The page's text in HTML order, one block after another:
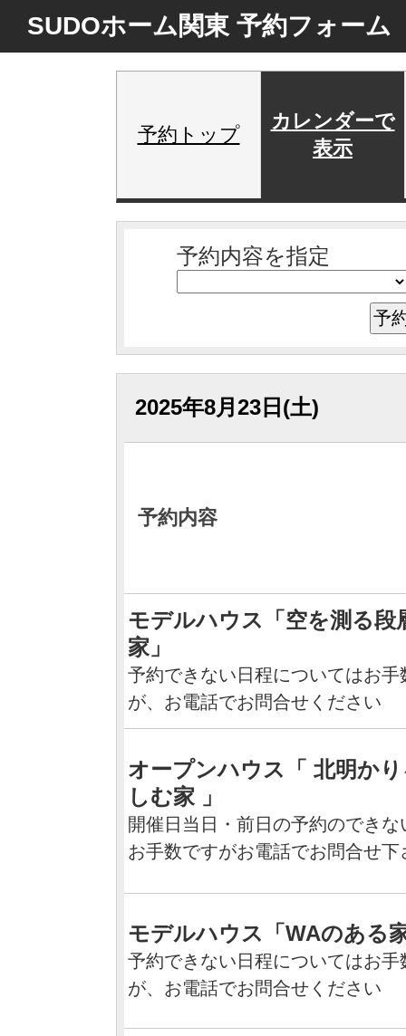
SUDOホーム関東 予約フォーム
予約トップ
カレンダーで
表示
予約内容を指定
2025年8月23日(土)
予約内容
モデルハウス「空を測る段
家」
予約できない日程についてはお手
が、お電話でお問合せください
オープンハウス「 北明か
しむ家 」
開催日当日・前日の予約のできな
お手数ですがお電話でお問合せ下
モデルハウス「WAのある
予約できない日程についてはお手
が、お電話でお問合せください